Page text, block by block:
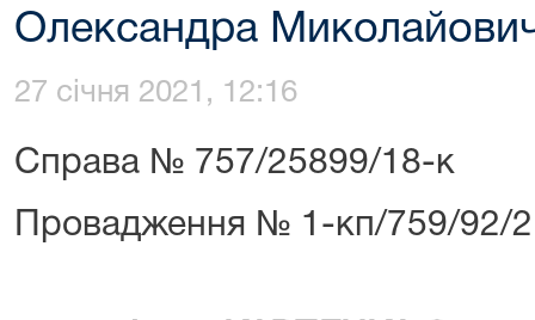
Олександра
27 січня 2021, 12:16
Справа № 757/25899/18-к
Провадження № 1-кп/759/92/